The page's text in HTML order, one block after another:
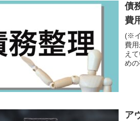
債
費
(※
費
え
め
ア